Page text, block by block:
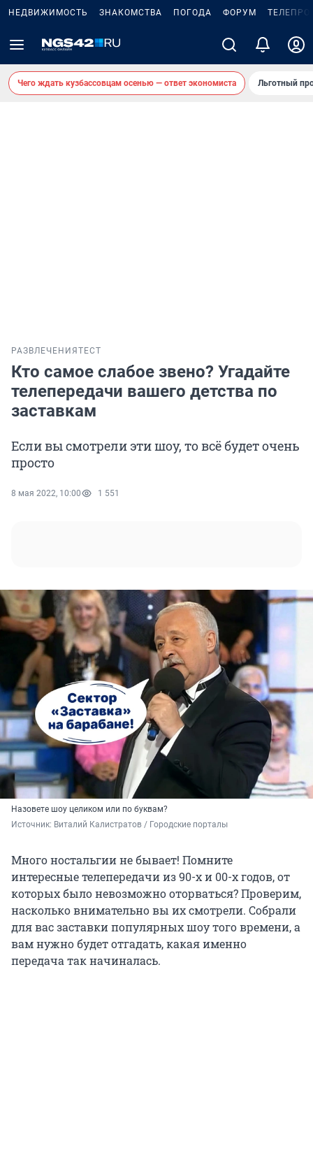
НЕДВИЖИМОСТЬ ЗНАКОМСТВА ПОГОДА ФОРУМ
Чего ждать кузбассовцам осенью — ответ экономиста Льготный
РАЗВЛЕЧЕНИЯ ТЕСТ
Кто самое слабое звено? Угадайте
телепередачи вашего детства по
заставкам
Если вы смотрели эти шоу, то всё будет очень
просто
8 мая 2022, 10:00 1 551
Назовете шоу целиком или по буквам?
Источник: Виталий Калистратов / Городские порталы
Много ностальгии не бывает! Помните
интересные телепередачи из 90-х и 00-х годов, от
которых было невозможно оторваться? Проверим,
насколько внимательно вы их смотрели. Собрали
для вас заставки популярных шоу того времени, а
вам нужно будет отгадать, какая именно
передача так начиналась.